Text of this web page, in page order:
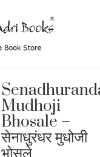
Mudhoji
Bhosale –
सेनाधुरंधर मुधोजी